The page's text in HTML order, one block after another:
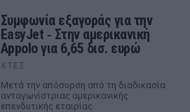
Συμφωνία εξαγοράς για την
EasyJet ‑ Στην αμερικανική
Appolo για 6,65 δισ. ευρώ
ΧΤΕΣ
Μετά την απόσυρση από τη διαδικασία
ανταγωνίστριας αμερικανικής
επενδυτικής εταιρίας